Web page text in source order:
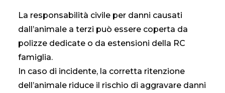
La responsabilità civile per danni causati
dall’animale a terzi può essere coperta da
polizze dedicate o da estensioni della RC
famiglia.
In caso di incidente, la corretta ritenzione
dell’animale riduce il rischio di aggravare danni